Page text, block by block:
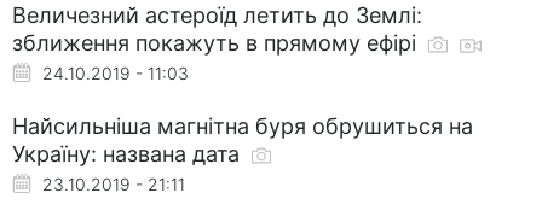
Величезний астероїд летить до Землі:
зближення покажуть в прямому ефірі
24.10.2019 - 11:03
Найсильніша магнітна буря обрушиться на
Україну: названа дата
23.10.2019 - 21:11